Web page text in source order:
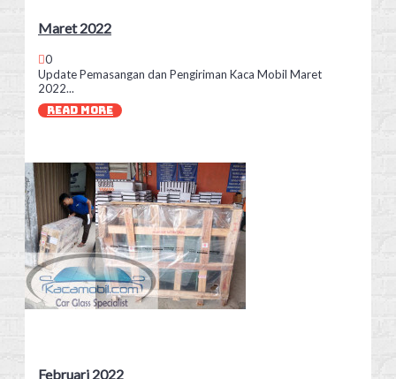
Maret 2022
0
Update Pemasangan dan Pengiriman Kaca Mobil Maret
2022...
READ MORE
Februari 2022